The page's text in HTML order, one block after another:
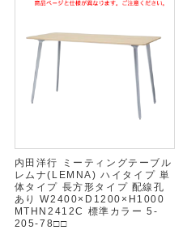
内田洋行 ミーティングテーブル
レムナ(LEMNA) ハイタイプ 単
体タイプ 長方形タイプ 配線孔
あり W2400×D1200×H1000
MTHN2412C 標準カラー 5-
205-78□□